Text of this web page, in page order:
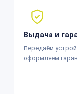
Выдача и
Передаём
оформляем